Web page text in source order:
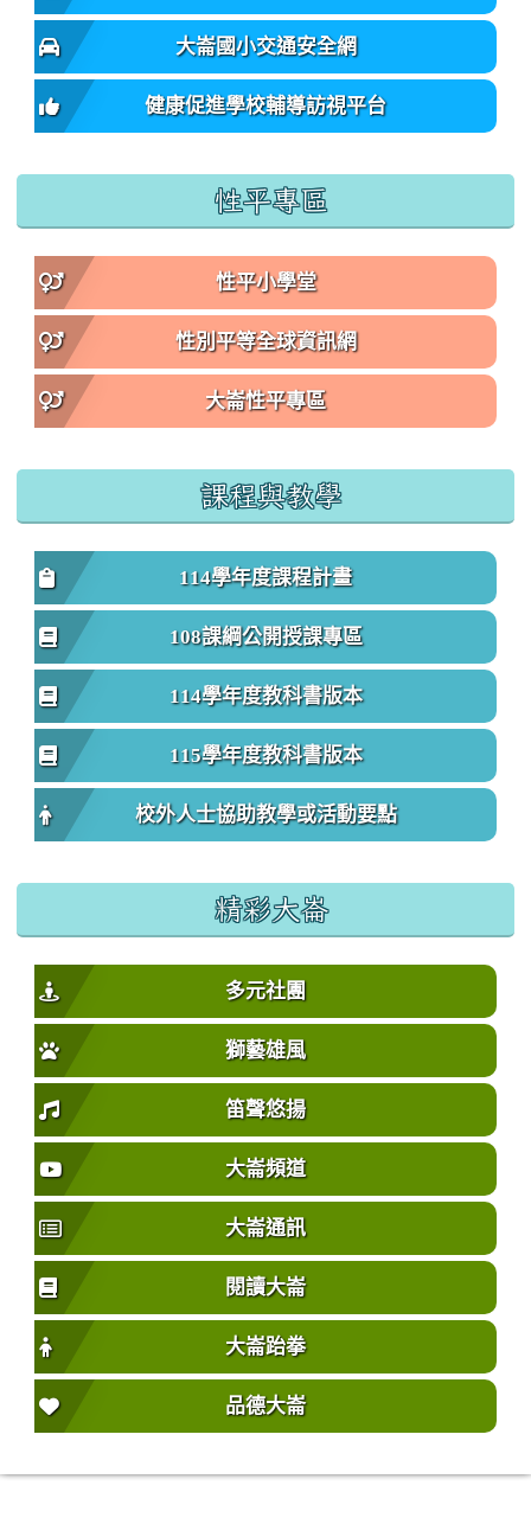
大崙國小交通安全網
健康促進學校輔導訪視平台
性平專區
性平小學堂
性別平等全球資訊網
大崙性平專區
課程與教學
114學年度課程計畫
108課綱公開授課專區
114學年度教科書版本
115學年度教科書版本
校外人士協助教學或活動要點
精彩大崙
多元社團
獅藝雄風
笛聲悠揚
大崙頻道
大崙通訊
閱讀大崙
大崙跆拳
品德大崙